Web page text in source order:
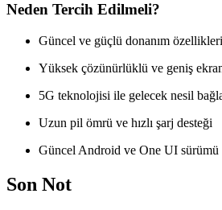
Neden Tercih Edilmeli?
Güncel ve güçlü donanım özellikleri
Yüksek çözünürlüklü ve geniş
5G teknolojisi ile gelecek nesil
Uzun pil ömrü ve hızlı şarj desteği
Güncel Android ve One UI sürümü
Son Not